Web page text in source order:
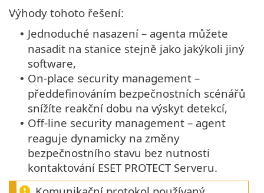
Výhody tohoto řešení:
• Jednoduché nasazení – agenta můžete
nasadit na stanice stejně jako jakýkoli jiný
software,
• On-place security management –
předdefinováním bezpečnostních scénářů
snížíte reakční dobu na výskyt detekcí,
• Off-line security management – agent
reaguje dynamicky na změny
bezpečnostního stavu bez nutnosti
kontaktování ESET PROTECT Serveru.